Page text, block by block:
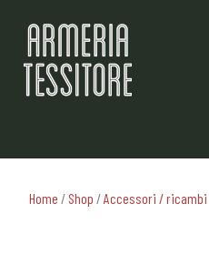
Home / Shop /Accessori / ricambi